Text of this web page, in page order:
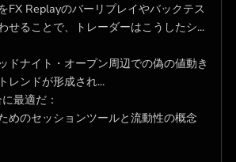
FX Replayのバーリプレイやバックテス
せることで、トレーダーはこうしたシ...
ドナイト・オープン周辺での偽の値動き
レンドが形成され...
最適だ：
めのセッションツールと流動性の概念